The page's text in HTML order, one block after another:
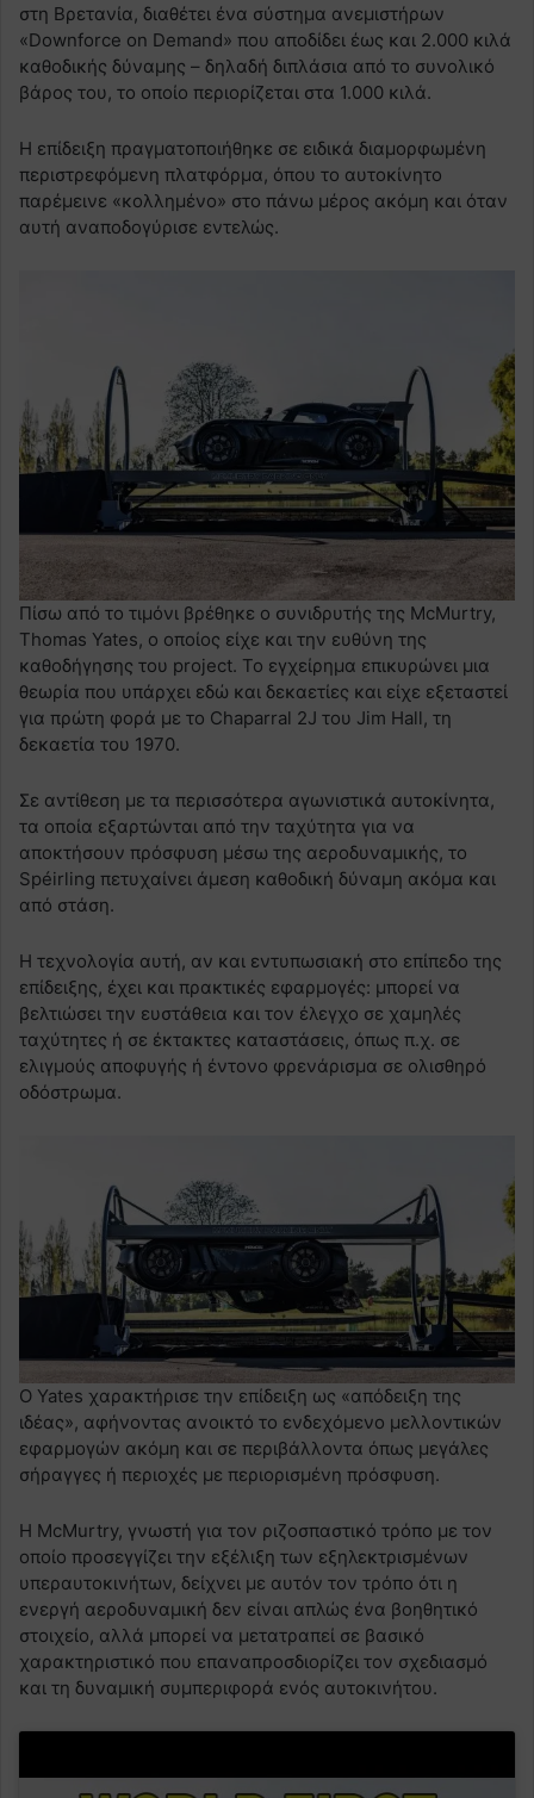
στη Βρετανία, διαθέτει ένα σύστημα ανεμιστήρων
«Downforce on Demand» που αποδίδει έως και 2.000 κιλά
καθοδικής δύναμης – δηλαδή διπλάσια από το συνολικό
βάρος του, το οποίο περιορίζεται στα 1.000 κιλά.
Η επίδειξη πραγματοποιήθηκε σε ειδικά διαμορφωμένη
περιστρεφόμενη πλατφόρμα, όπου το αυτοκίνητο
παρέμεινε «κολλημένο» στο πάνω μέρος ακόμη και όταν
αυτή αναποδογύρισε εντελώς.
Πίσω από το τιμόνι βρέθηκε ο συνιδρυτής της McMurtry,
Thomas Yates, ο οποίος είχε και την ευθύνη της
καθοδήγησης του project. Το εγχείρημα επικυρώνει μια
θεωρία που υπάρχει εδώ και δεκαετίες και είχε εξεταστεί
για πρώτη φορά με το Chaparral 2J του Jim Hall, τη
δεκαετία του 1970.
Σε αντίθεση με τα περισσότερα αγωνιστικά αυτοκίνητα,
τα οποία εξαρτώνται από την ταχύτητα για να
αποκτήσουν πρόσφυση μέσω της αεροδυναμικής, το
Spéirling πετυχαίνει άμεση καθοδική δύναμη ακόμα και
από στάση.
Η τεχνολογία αυτή, αν και εντυπωσιακή στο επίπεδο της
επίδειξης, έχει και πρακτικές εφαρμογές: μπορεί να
βελτιώσει την ευστάθεια και τον έλεγχο σε χαμηλές
ταχύτητες ή σε έκτακτες καταστάσεις, όπως π.χ. σε
ελιγμούς αποφυγής ή έντονο φρενάρισμα σε ολισθηρό
οδόστρωμα.
Ο Yates χαρακτήρισε την επίδειξη ως «απόδειξη της
ιδέας», αφήνοντας ανοικτό το ενδεχόμενο μελλοντικών
εφαρμογών ακόμη και σε περιβάλλοντα όπως μεγάλες
σήραγγες ή περιοχές με περιορισμένη πρόσφυση.
Η McMurtry, γνωστή για τον ριζοσπαστικό τρόπο με τον
οποίο προσεγγίζει την εξέλιξη των εξηλεκτρισμένων
υπεραυτοκινήτων, δείχνει με αυτόν τον τρόπο ότι η
ενεργή αεροδυναμική δεν είναι απλώς ένα βοηθητικό
στοιχείο, αλλά μπορεί να μετατραπεί σε βασικό
χαρακτηριστικό που επαναπροσδιορίζει τον σχεδιασμό
και τη δυναμική συμπεριφορά ενός αυτοκινήτου.